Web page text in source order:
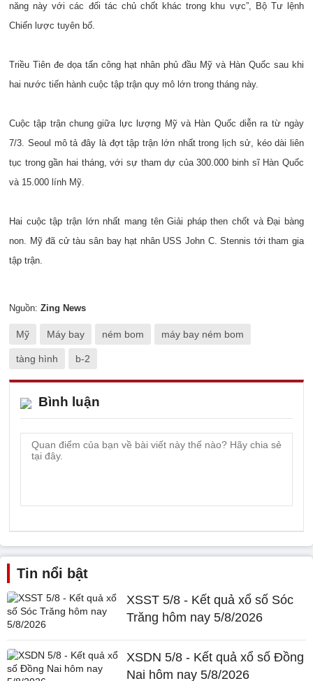
năng này với các đối tác chủ chốt khác trong khu vực”, Bộ Tư lệnh
Chiến lược tuyên bố.
Triều Tiên đe dọa tấn công hạt nhân phủ đầu Mỹ và Hàn Quốc sau khi
hai nước tiến hành cuộc tập trận quy mô lớn trong tháng này.
Cuộc tập trận chung giữa lực lượng Mỹ và Hàn Quốc diễn ra từ ngày
7/3. Seoul mô tả đây là đợt tập trận lớn nhất trong lịch sử, kéo dài liên
tục trong gần hai tháng, với sự tham dự của 300.000 binh sĩ Hàn Quốc
và 15.000 lính Mỹ.
Hai cuộc tập trận lớn nhất mang tên Giải pháp then chốt và Đại bàng
non. Mỹ đã cử tàu sân bay hạt nhân USS John C. Stennis tới tham gia
tập trận.
Nguồn: Zing News
Mỹ Máy bay ném bom máy bay ném bom
tàng hình b-2
Bình luận
Tin nổi bật
XSST 5/8 - Kết quả xổ số Sóc
Trăng hôm nay 5/8/2026
XSDN 5/8 - Kết quả xổ số Đồng
Nai hôm nay 5/8/2026